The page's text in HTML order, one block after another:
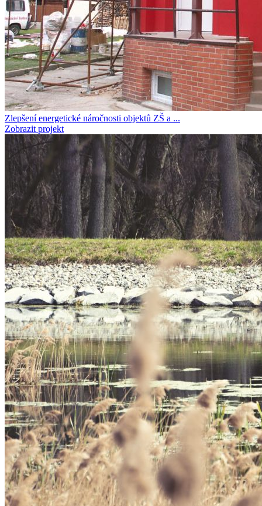
Zlepšení energetické náročnosti objektů ZŠ a ...
Zobrazit projekt